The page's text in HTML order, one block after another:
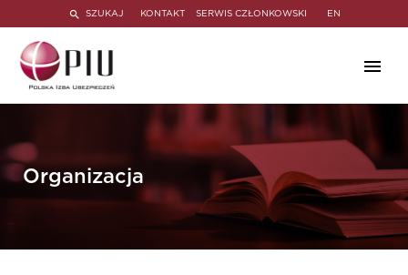
SZUKAJ KONTAKT SERWIS CZŁONKOWSKI EN
Organizacja